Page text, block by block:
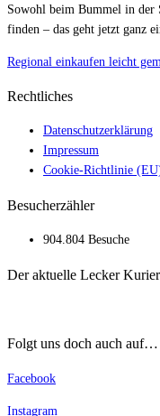
Sowohl beim Bummel in der
finden – das geht jetzt ganz
Regional einkaufen leicht
Rechtliches
Datenschutzerklärung
Impressum
Cookie-Richtlinie
Besucherzähler
904.804 Besuche
Der aktuelle Lecker
Folgt uns doch auch auf…
Facebook
Instagram